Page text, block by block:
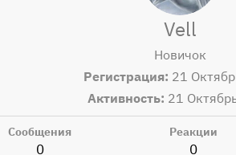
Vell
Новичок
Регистрация 21
Активность 21
Сообщения
0
Реакции
0